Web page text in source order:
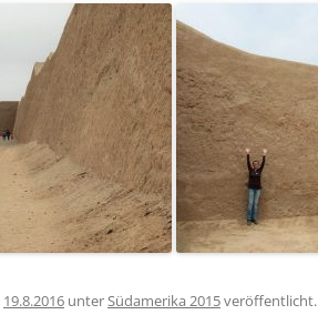
19.8.2016 unterSüdamerika 2015veröffentlicht.